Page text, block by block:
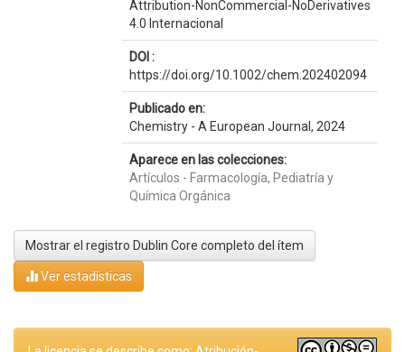
Attribution-NonCommercial-NoDerivatives
4.0 Internacional
DOI :
https://doi.org/10.1002/chem.202402094
Publicado en:
Chemistry - A European Journal, 2024
Aparece en las colecciones:
Artículos - Farmacología, Pediatría y
Química Orgánica
Mostrar el registro Dublin Core completo del ítem
Ver estadísticas